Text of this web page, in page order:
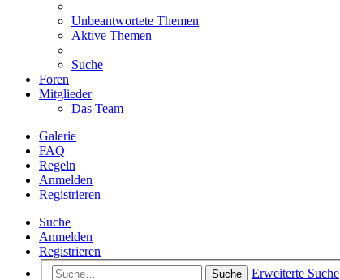
Unbeantwortete Themen
Aktive Themen
Suche
Foren
Mitglieder
Das Team
Galerie
FAQ
Regeln
Anmelden
Registrieren
Suche
Anmelden
Registrieren
Suche Erweiterte Suche